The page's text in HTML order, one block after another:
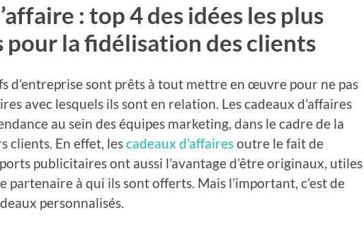
: top 4 des idées les plus
pour la fidélisation des clients
d’entreprise sont prêts à tout mettre en œuvre pour ne pas
avec lesquels ils sont en relation. Les cadeaux d’affaires
au sein des équipes marketing, dans le cadre de la
clients. En effet, lescadeaux d’affairesoutre le fait de
publicitaires ont aussi l’avantage d’être originaux, utiles
partenaire à qui ils sont offerts. Mais l’important, c’est de
personnalisés.